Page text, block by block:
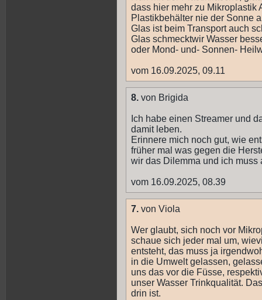
dass hier mehr zu Mikroplastik
Plastikbehälter nie der Sonne
Glas ist beim Transport auch
Glas schmecktwir Wasser
oder Mond- und- Sonnen-
vom 16.09.2025, 09.11
8. von Brigida
Ich habe einen Streamer und
damit leben.
Erinnere mich noch gut, wie
früher mal was gegen die
wir das Dilemma und ich muss
vom 16.09.2025, 08.39
7. von Viola
Wer glaubt, sich noch vor
schaue sich jeder mal um,
entsteht, das muss ja
in die Umwelt gelassen,
uns das vor die Füsse,
unser Wasser Trinkqualität.
drin ist.